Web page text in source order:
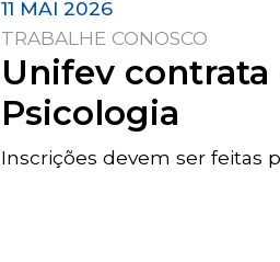
11 MAI 2026
TRABALHE CONOSCO
Unifev
Psicologia
Inscrições devem ser feitas